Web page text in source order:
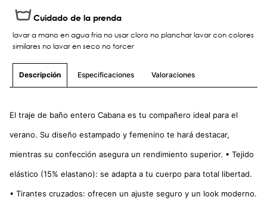
Cuidado de la prenda
lavar a mano en agua fria no usar cloro no planchar lavar con colores
similares no lavar en seco no torcer
Descripción Especificaciones Valoraciones
El traje de baño entero Cabana es tu compañero ideal para el
verano. Su diseño estampado y femenino te hará destacar,
mientras su confección asegura un rendimiento superior. • Tejido
elástico (15% elastano): se adapta a tu cuerpo para total libertad.
• Tirantes cruzados: ofrecen un ajuste seguro y un look moderno.